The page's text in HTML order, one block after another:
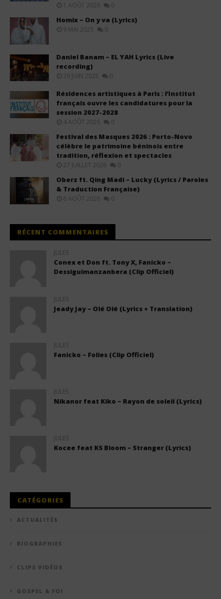
1 AOÛT 2026 0
Homix – On y va (Lyrics)
9 MAI 2025 0
Daniel Banam – EL YAH Lyrics (Live
recording)
29 JUIN 2025 0
Résidences artistiques à Paris : l’Institut
français ouvre les candidatures pour la
session 2027-2028
4 AOÛT 2026 0
Festival des Masques 2026 : Porto-Novo
célèbre le patrimoine béninois entre
tradition, réflexion et spectacles
27 JUILLET 2026 0
Oberz ft. Qing Madi – Lucky (Lyrics / Paroles
& Traduction Française)
6 AOÛT 2026 0
RÉCENT COMMENTAIRES
JULES
Conex et Don ft. Tony X, Fanicko –
Dessiguimanzanbera (Clip Officiel)
JULES
Jeady Jay – Olé Olé (Lyrics + Translation)
JULES
Fanicko – Folies (Clip Officiel)
JULES
Nikanor feat Kiko – Rayon de soleil (Lyrics)
JULES
Kocee feat KS Bloom – Stranger (Lyrics)
CATÉGORIES
ACTUALITÉS
BIOGRAPHIES
CLIPS VIDÉOS
GOSPEL & FOI